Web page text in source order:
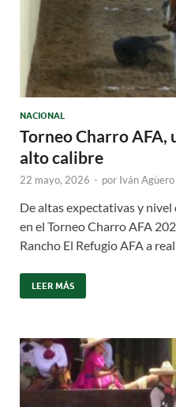
NACIONAL
Torneo Charro AFA,
alto calibre
22 mayo, 2026 - por Iván Agüero
De altas expectativas y
en el Torneo Charro AFA
Rancho El Refugio AFA a
LEER MÁS